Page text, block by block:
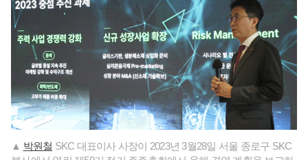
▲ 박원철 SKC 대표이사 사장이 2023년 3월28일 서울 종로구 SKC